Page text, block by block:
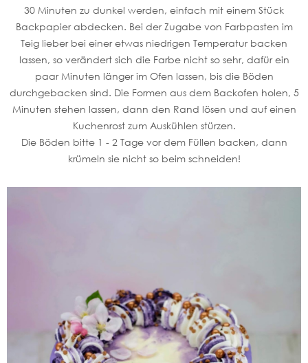
30 Minuten zu dunkel werden, einfach mit einem Stück
Backpapier abdecken. Bei der Zugabe von Farbpasten im
Teig lieber bei einer etwas niedrigen Temperatur backen
lassen, so verändert sich die Farbe nicht so sehr, dafür ein
paar Minuten länger im Ofen lassen, bis die Böden
durchgebacken sind. Die Formen aus dem Backofen holen, 5
Minuten stehen lassen, dann den Rand lösen und auf einen
Kuchenrost zum Auskühlen stürzen.
Die Böden bitte 1 - 2 Tage vor dem Füllen backen, dann
krümeln sie nicht so beim schneiden!